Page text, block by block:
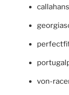
von-